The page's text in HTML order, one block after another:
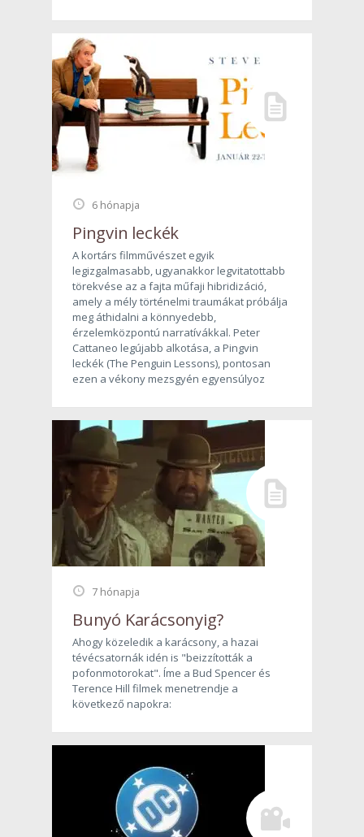
6 hónapja
Pingvin leckék
A kortárs filmművészet egyik
legizgalmasabb, ugyanakkor legvitatottabb
törekvése az a fajta műfaji hibridizáció,
amely a mély történelmi traumákat próbálja
meg áthidalni a könnyedebb,
érzelemközpontú narratívákkal. Peter
Cattaneo legújabb alkotása, a Pingvin
leckék (The Penguin Lessons), pontosan
ezen a vékony mezsgyén egyensúlyoz
7 hónapja
Bunyó Karácsonyig?
Ahogy közeledik a karácsony, a hazai
tévécsatornák idén is "beizzították a
pofonmotorokat". Íme a Bud Spencer és
Terence Hill filmek menetrendje a
következő napokra: